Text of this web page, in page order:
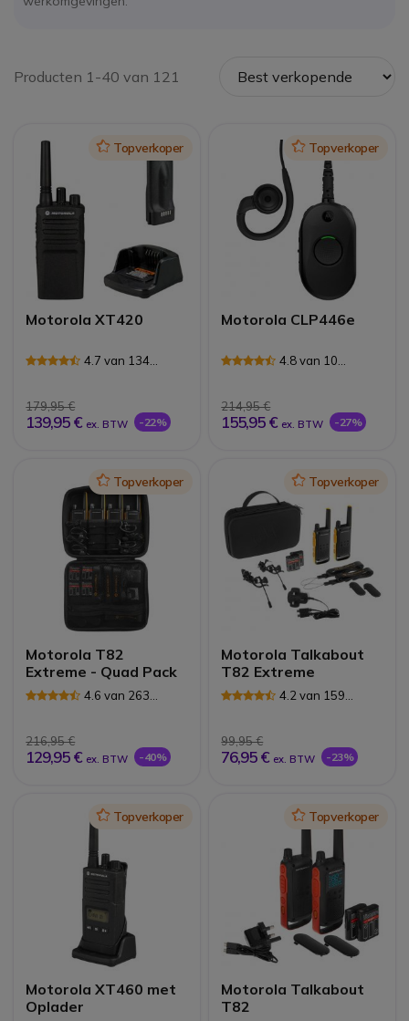
Producten 1-40 van 121
IconTopverkoper
Motorola XT420
4.7 van 134
179,95 €
139,95 € ex. BTW -22%
IconTopverkoper
Motorola CLP446e
4.8 van 10
214,95 €
155,95 € ex. BTW -27%
IconTopverkoper
Motorola T82
Extreme - Quad Pack
4.6 van 263
216,95 €
129,95 € ex. BTW -40%
IconTopverkoper
Motorola Talkabout
T82 Extreme
4.2 van 159
99,95 €
76,95 € ex. BTW -23%
IconTopverkoper
Motorola XT460 met
Oplader
IconTopverkoper
Motorola Talkabout
T82